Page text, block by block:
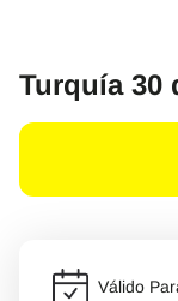
Turquía 30
Válido